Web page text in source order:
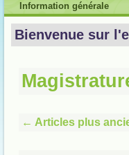
Information générale
Bienvenue sur
← Articles plus